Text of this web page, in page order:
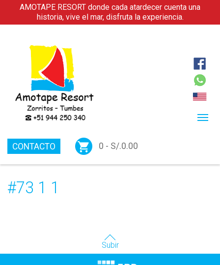
AMOTAPE RESORT donde cada atardecer cuenta una
historia, vive el mar, disfruta la experiencia.
CONTACTO 0 - S/.0.00
#73 1 1
Subir